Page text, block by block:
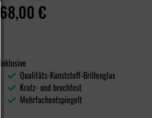
68,00 €
Inklusive
Qualitäts-Kunststoff-Brillenglas
Kratz- und bruchfest
Mehrfachentspiegelt